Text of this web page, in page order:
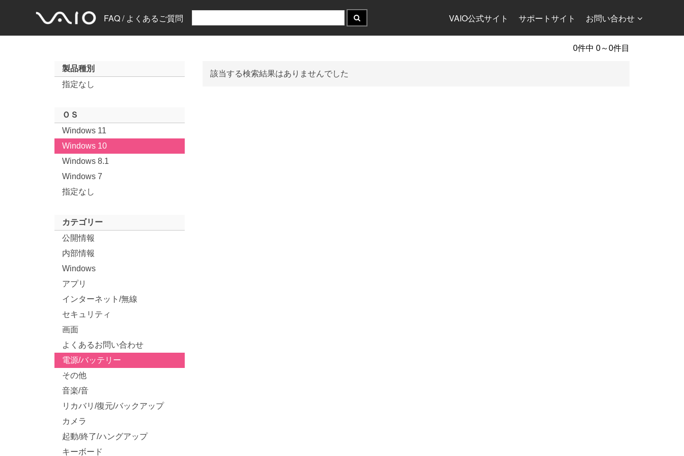
FAQ / よくあるご質問 VAIO公式サイト サポートサイト お問い合わせ
0件中 0～0件目
製品種別
指定なし
ＯＳ
Windows 11
Windows 10
Windows 8.1
Windows 7
指定なし
カテゴリー
公開情報
内部情報
Windows
アプリ
インターネット/無線
セキュリティ
画面
よくあるお問い合わせ
電源/バッテリー
その他
音楽/音
リカバリ/復元/バックアップ
カメラ
起動/終了/ハングアップ
キーボード
該当する検索結果はありませんでした